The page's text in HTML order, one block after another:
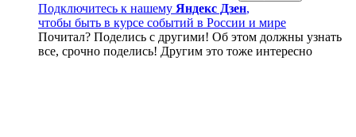
Подключитесь к нашему Яндекс Дзен,
чтобы быть в курсе событий в России и мире
Почитал? Поделись с другими! Об этом должны узнать
все, срочно поделись! Другим это тоже интересно